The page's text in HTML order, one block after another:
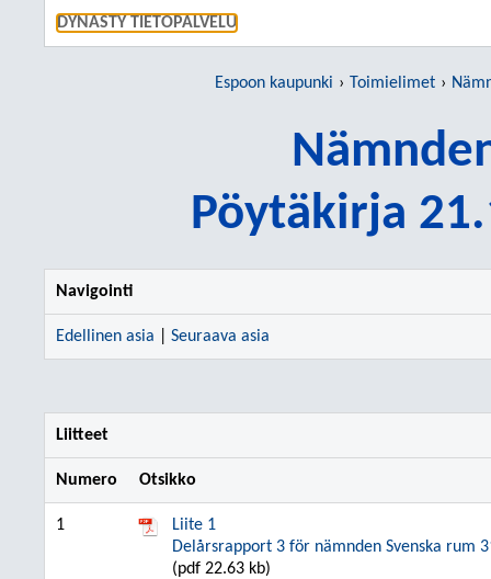
DYNASTY TIETOPALVELU
Espoon kaupunki Toimielimet
Pöytäkirja
Navigointi
Edellinen asia Seuraava asia
Liitteet
Numero Otsikko
1
Liite 1
Delårsrapport 3 för nämnden Svenska rum
(pdf 22.63 kb)